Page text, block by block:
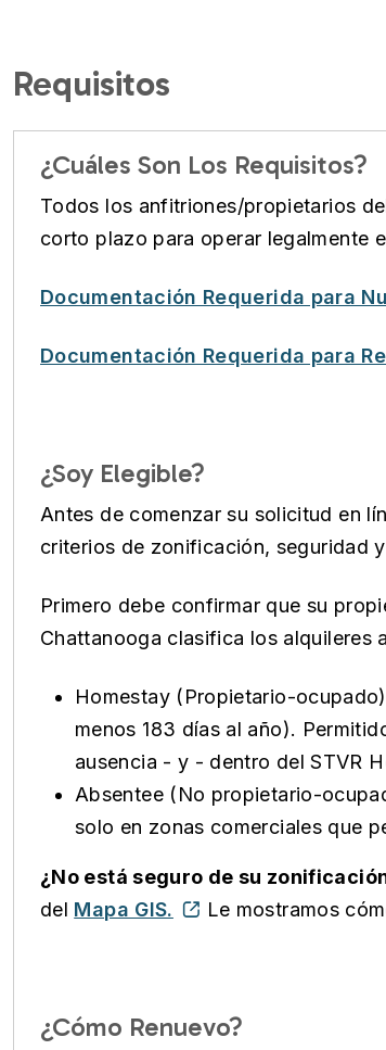
Requisitos
¿Cuáles Son Los Requisitos?
Todos los anfitriones/propietarios
corto plazo para operar legalmente
Documentación Requerida para
Documentación Requerida para
¿Soy Elegible?
Antes de comenzar su solicitud en
criterios de zonificación, seguridad
Primero debe confirmar que su
Chattanooga clasifica los alquileres
Homestay (Propietario-
menos 183 días al año).
ausencia - y - dentro del STVR
Absentee (No propietario-
solo en zonas comerciales que
¿No está seguro de su
del Mapa GIS. Le mostramos
¿Cómo Renuevo?